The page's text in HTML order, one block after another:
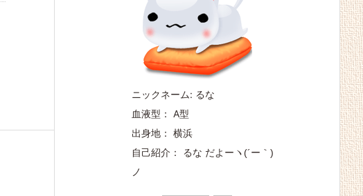
ニックネーム: るな
血液型： A型
出身地： 横浜
自己紹介： るな だよー ヽ(´ー｀)
ノ